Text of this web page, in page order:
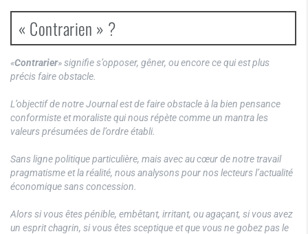
« Contrarien » ?
«Contrarier» signifie s’opposer, gêner, ou encore ce qui est plus
précis faire obstacle.
L’objectif de notre Journal est de faire obstacle à la bien pensance
conformiste et moraliste qui nous répète comme un mantra les
valeurs présumées de l’ordre établi.
Sans ligne politique particulière, mais avec au cœur de notre travail
pragmatisme et la réalité, nous analysons pour nos lecteurs l’actualité
économique sans concession.
Alors si vous êtes pénible, embêtant, irritant, ou agaçant, si vous avez
un esprit chagrin, si vous êtes sceptique et que vous ne gobez pas le